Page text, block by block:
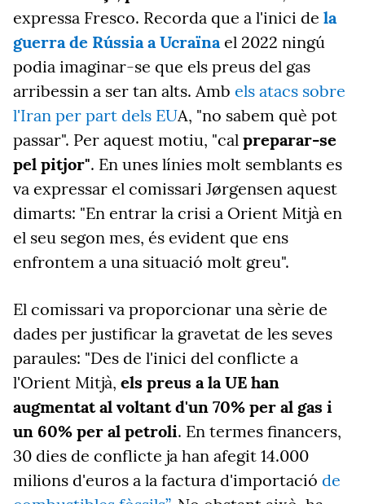
expressa Fresco. Recorda que a l'inici de la
guerra de Rússia a Ucraïnael 2022 ningú
podia imaginar-se que els preus del gas
arribessin a ser tan alts. Amb els atacs sobre
l'Iran per part dels EUA, "no sabem què pot
passar". Per aquest motiu, "cal preparar-se
pel pitjor". En unes línies molt semblants es
va expressar el comissari Jørgensen aquest
dimarts: "En entrar la crisi a Orient Mitjà en
el seu segon mes, és evident que ens
enfrontem a una situació molt greu".
El comissari va proporcionar una sèrie de
dades per justificar la gravetat de les seves
paraules: "Des de l'inici del conflicte a
l'Orient Mitjà, els preus a la UE han
augmentat al voltant d'un 70% per al gas i
un 60% per al petroli. En termes financers,
30 dies de conflicte ja han afegit 14.000
milions d'euros a la factura d'importació de